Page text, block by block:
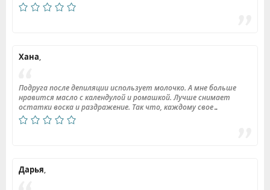
Хана,
Подруга после депиляции использует молочко. А мне больше
нравится масло с календулой и ромашкой. Лучше снимает
остатки воска и раздражение. Так что, каждому свое…
Дарья,